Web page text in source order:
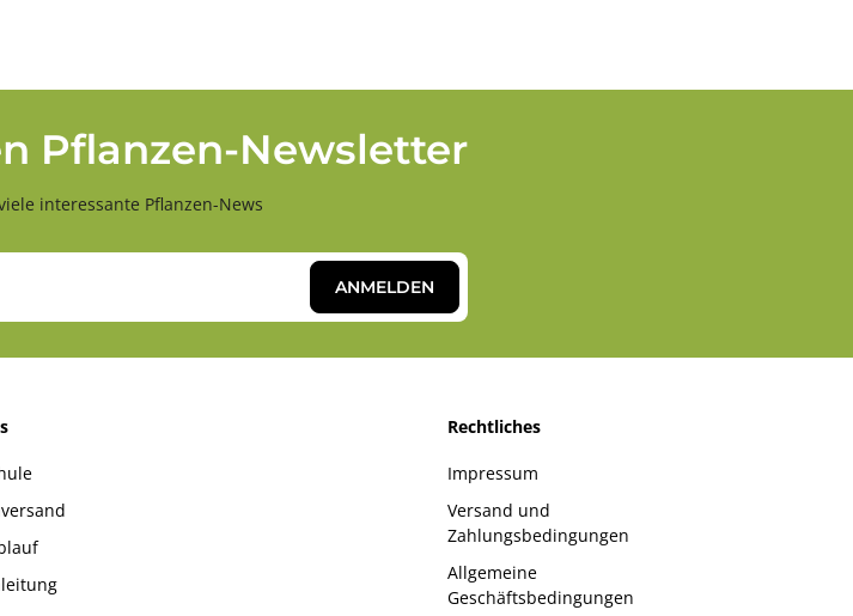
Pflanzen-Newsletter
interessante Pflanzen-News
ANMELDEN
Rechtliches
Impressum
Versand und
Zahlungsbedingungen
Allgemeine
Geschäftsbedingungen